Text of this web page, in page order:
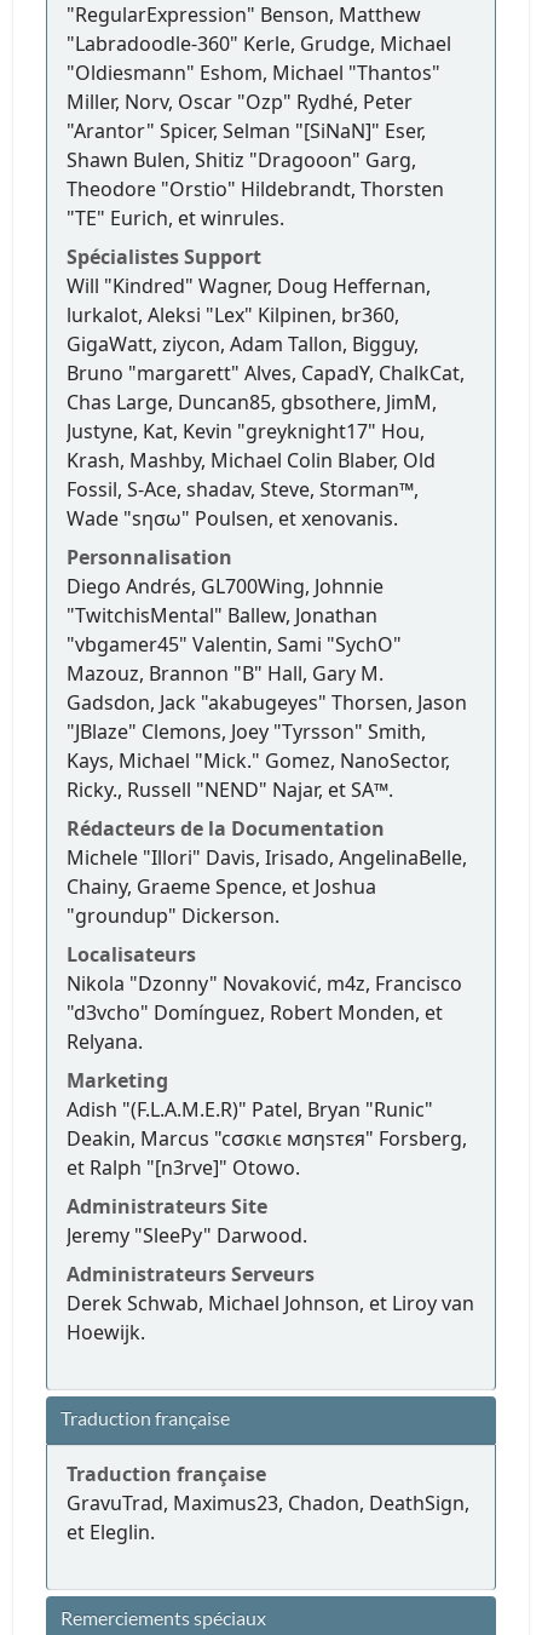
"RegularExpression" Benson, Matthew
"Labradoodle-360" Kerle, Grudge, Michael
"Oldiesmann" Eshom, Michael "Thantos"
Miller, Norv, Oscar "Ozp" Rydhé, Peter
"Arantor" Spicer, Selman "[SiNaN]" Eser,
Shawn Bulen, Shitiz "Dragooon" Garg,
Theodore "Orstio" Hildebrandt, Thorsten
"TE" Eurich, et winrules.
Spécialistes Support
Will "Kindred" Wagner, Doug Heffernan,
lurkalot, Aleksi "Lex" Kilpinen, br360,
GigaWatt, ziycon, Adam Tallon, Bigguy,
Bruno "margarett" Alves, CapadY, ChalkCat,
Chas Large, Duncan85, gbsothere, JimM,
Justyne, Kat, Kevin "greyknight17" Hou,
Krash, Mashby, Michael Colin Blaber, Old
Fossil, S-Ace, shadav, Steve, Storman™,
Wade "sησω" Poulsen, et xenovanis.
Personnalisation
Diego Andrés, GL700Wing, Johnnie
"TwitchisMental" Ballew, Jonathan
"vbgamer45" Valentin, Sami "SychO"
Mazouz, Brannon "B" Hall, Gary M.
Gadsdon, Jack "akabugeyes" Thorsen, Jason
"JBlaze" Clemons, Joey "Tyrsson" Smith,
Kays, Michael "Mick." Gomez, NanoSector,
Ricky., Russell "NEND" Najar, et SA™.
Rédacteurs de la Documentation
Michele "Illori" Davis, Irisado, AngelinaBelle,
Chainy, Graeme Spence, et Joshua
"groundup" Dickerson.
Localisateurs
Nikola "Dzonny" Novaković, m4z, Francisco
"d3vcho" Domínguez, Robert Monden, et
Relyana.
Marketing
Adish "(F.L.A.M.E.R)" Patel, Bryan "Runic"
Deakin, Marcus "cσσкιє мσηѕтєя" Forsberg,
et Ralph "[n3rve]" Otowo.
Administrateurs Site
Jeremy "SleePy" Darwood.
Administrateurs Serveurs
Derek Schwab, Michael Johnson, et Liroy van
Hoewijk.
Traduction française
Traduction française
GravuTrad, Maximus23, Chadon, DeathSign,
et Eleglin.
Remerciements spéciaux